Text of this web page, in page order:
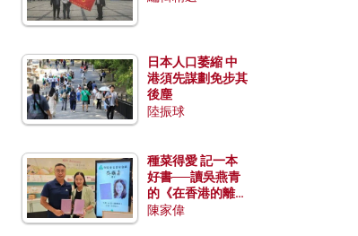
Copy
日本人口萎縮 中
港須先謀劃免步其
後塵
陸振球
種菜得愛 記一本
好書──讀吳燕青
的《在香港的離島
種菜》
陳家偉